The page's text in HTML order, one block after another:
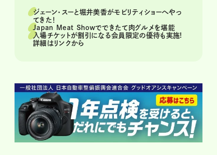
ジェーン・スーと堀井美香がモビリティショーへやっ
てきた！
Japan Meat Showでできたて肉グルメを堪能
入場チケットが割引になる会員限定の優待も実施!
詳細はリンクから